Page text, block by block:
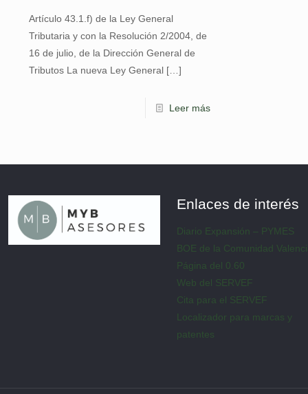
Artículo 43.1.f) de la Ley General
Tributaria y con la Resolución 2/2004, de
16 de julio, de la Dirección General de
Tributos La nueva Ley General[…]
Leer más
Enlaces de interés
Diario Expansión – PYMES
BOE de la Comunidad
Página del 0.60
Web del SERVEF
Cita para el SERVEF
Localizador para marcas y
patentes